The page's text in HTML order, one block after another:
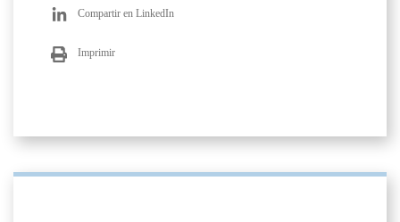
Compartir en LinkedIn
Imprimir